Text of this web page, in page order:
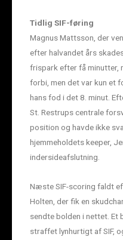
Tidlig SIF-føring
Magnus Mattsson, der
efter halvandet års
frispark efter få minutter,
forbi, men det var kun et
hans fod i det 8. minut.
St. Restrups centrale
position og havde ikke
hjemmeholdets keeper,
indersideafslutning.
Næste SIF-scoring faldt
Holten, der fik en
sendte bolden i nettet. Et
straffet lynhurtigt af SIF,